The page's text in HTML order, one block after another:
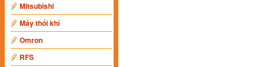
Mitsubishi
Máy thổi khí
Omron
RFS